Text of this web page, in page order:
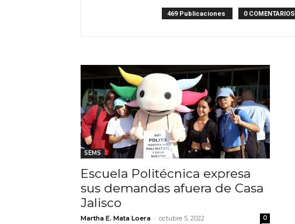
469 Publicaciones 0 COMENTARIOS
SEMS
Escuela Politécnica expresa
sus demandas afuera de Casa
Jalisco
Martha E. Mata Loera - octubre 5, 2022 0